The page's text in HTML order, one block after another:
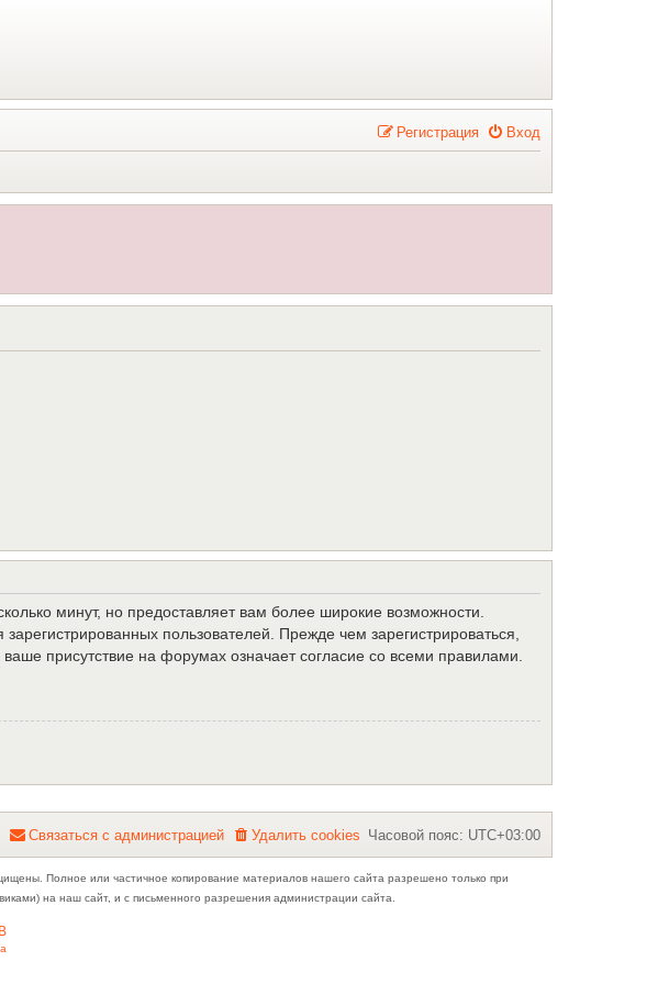
Вход
Регистрация
минут, но предоставляет вам более широкие возможности.
пользователей. Прежде чем зарегистрироваться,
присутствие на форумах означает согласие со всеми правилами.
Часовой пояс: UTC+03:00
Удалить cookies
Связаться с администрацией
Полное или частичное копирование материалов нашего сайта разрешено только при
на наш сайт, и с письменного разрешения администрации сайта.